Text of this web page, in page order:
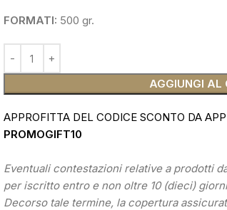
FORMATI: 500 gr.
AGGIUNGI AL
APPROFITTA DEL CODICE SCONTO DA
PROMOGIFT10
Eventuali contestazioni relative a prodotti
per iscritto entro e non oltre 10 (dieci)
Decorso tale termine, la copertura